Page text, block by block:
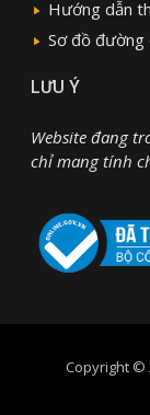
Hướng dẫn
Sơ đồ đường
LƯU Ý
Website đang
chỉ mang tính
Copyright ©